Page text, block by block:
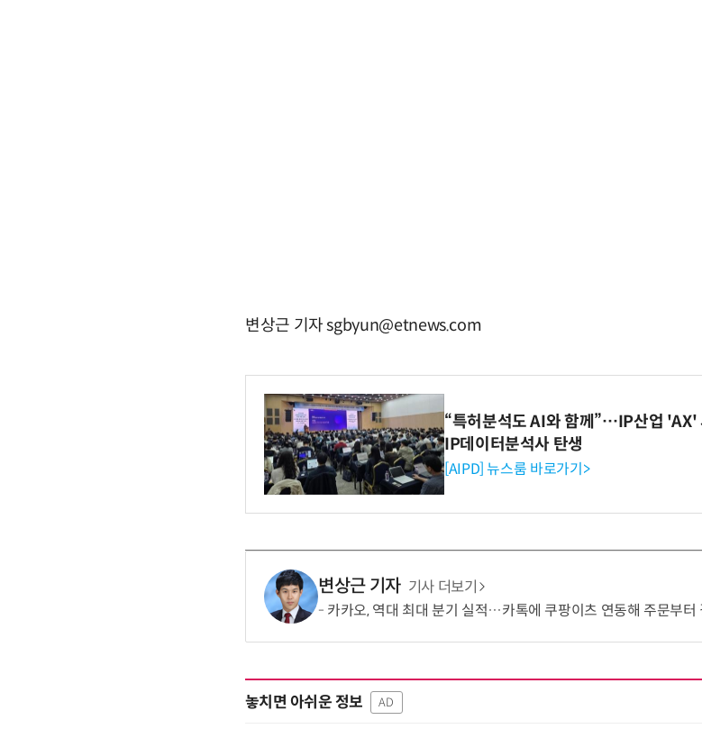
변상근 기자 sgbyun@etnews.com
“특허분석도 AI와 함께”…IP산업 'AX'
IP데이터분석사 탄생
[AIPD] 뉴스룸 바로가기>
변상근 기자 기사 더보기
카카오, 역대 최대 분기 실적…카톡에 쿠팡이츠 연동해 주문부터
놓치면 아쉬운 정보 AD